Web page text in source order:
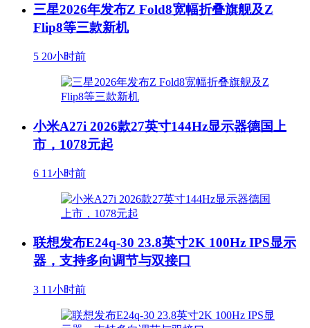
三星2026年发布Z Fold8宽幅折叠旗舰及Z
Flip8等三款新机
5 20小时前
小米A27i 2026款27英寸144Hz显示器德国上
市，1078元起
6 11小时前
联想发布E24q-30 23.8英寸2K 100Hz IPS显示
器，支持多向调节与双接口
3 11小时前